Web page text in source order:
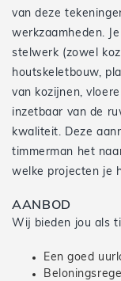
van deze
werkzaamheden.
stelwerk (zowel
houtskeletbouw,
van kozijnen,
inzetbaar van de
kwaliteit. Deze
timmerman het
welke projecten je
AANBOD
Wij bieden jou als
Een goed